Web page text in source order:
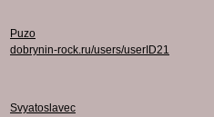
Puzo
dobrynin-rock.ru/users/userID21
Svyatoslavec